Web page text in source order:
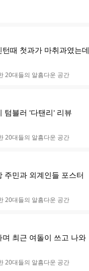
때 첫과가 마취과였는데
20대들의 알흠다운 공간
텀블러 '다탠리' 리뷰
20대들의 알흠다운 공간
주민과 외계인들 포스터
20대들의 알흠다운 공간
최근 여돌이 쓰고 나와
20대들의 알흠다운 공간